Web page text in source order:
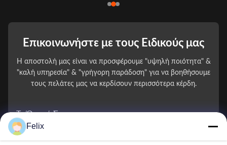
Επικοινωνήστε με τους Ειδικούς μας
Η αποστολή μας είναι να προσφέρουμε "υψηλή ποιότητα" &
"καλή υπηρεσία" & "γρήγορη παράδοση" για να βοηθήσουμε
τους πελάτες μας να κερδίσουν περισσότερα κέρδη.
Το Όνομά Σας
Felix